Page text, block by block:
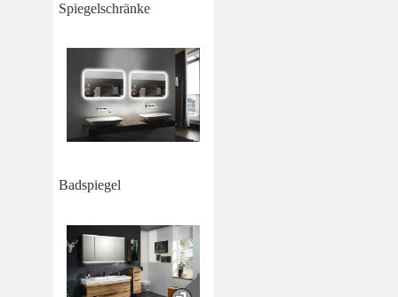
Spiegelschränke
Badspiegel